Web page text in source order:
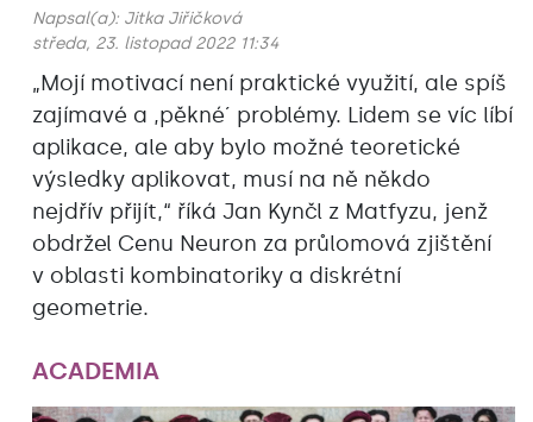
Napsal(a): Jitka Jiřičková
středa, 23. listopad 2022 11:34
„Mojí motivací není praktické využití, ale spíš
zajímavé a ,pěkné´ problémy. Lidem se víc líbí
aplikace, ale aby bylo možné teoretické
výsledky aplikovat, musí na ně někdo
nejdřív přijít,“ říká Jan Kynčl z Matfyzu, jenž
obdržel Cenu Neuron za průlomová zjištění
v oblasti kombinatoriky a diskrétní
geometrie.
ACADEMIA